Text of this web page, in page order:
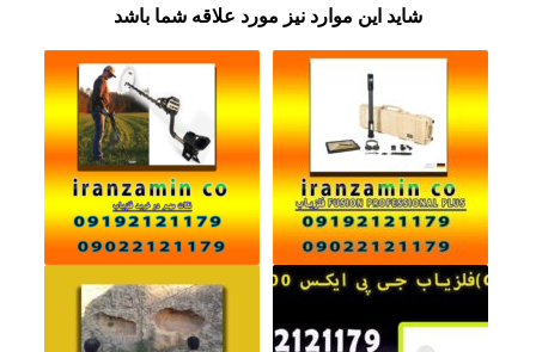
شاید این موارد نیز مورد علاقه شما باشد